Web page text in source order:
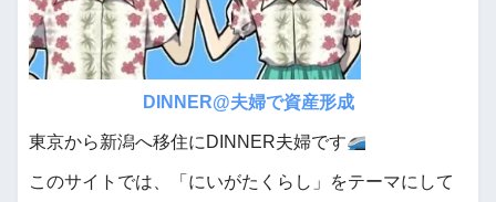
DINNER@夫婦で資産形成
東京から新潟へ移住にDINNER夫婦です
このサイトでは、「にいがたくらし」をテーマにして